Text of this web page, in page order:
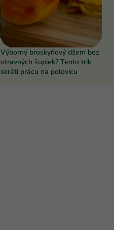
Výborný broskyňový džem bez
otravných šupiek? Tento trik
skráti prácu na polovicu